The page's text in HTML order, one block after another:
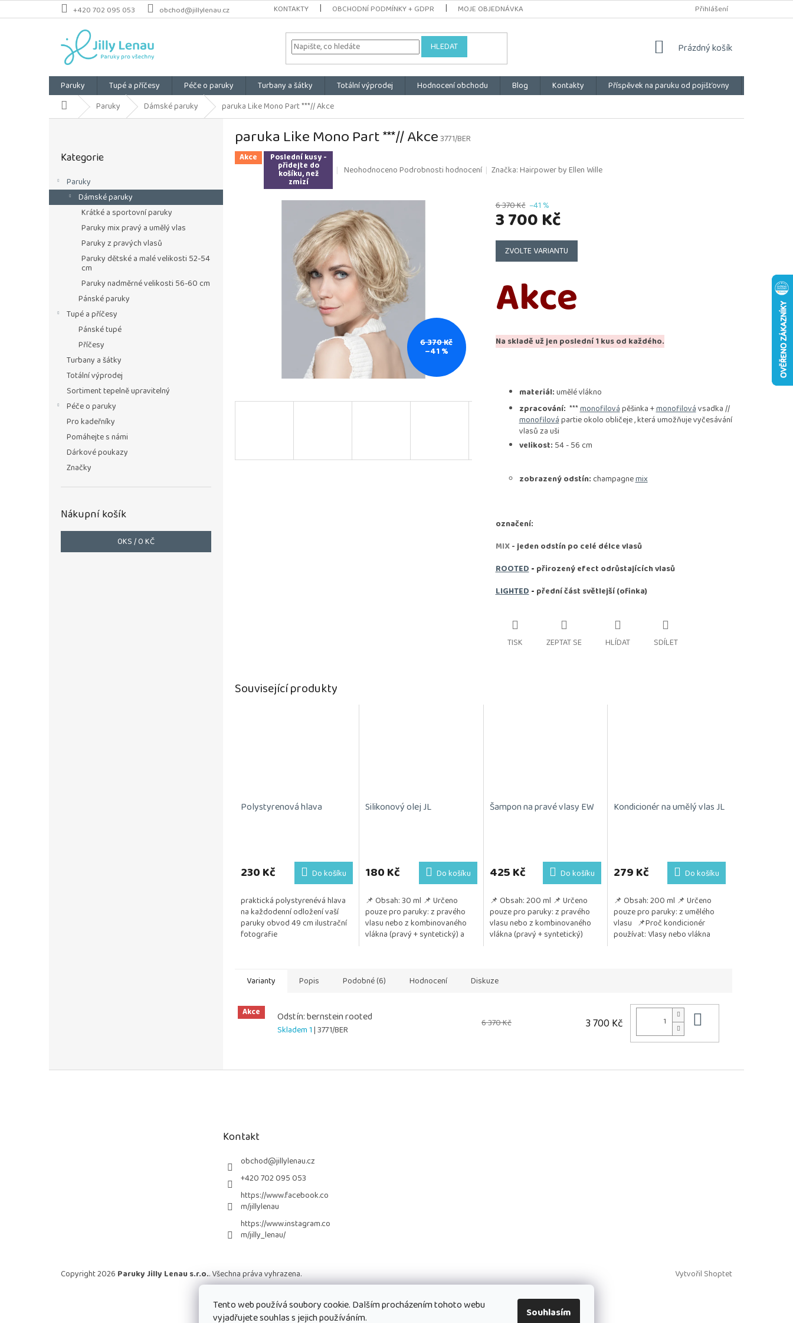
Tento web používá soubory cookie. Dalším procházením tohoto webu
vyjadřujete souhlas s jejich používáním.
Souhlasím
Přejít
na
+420 702 095 053 obchod@jillylenau.cz KONTAKTY OBCHODNÍ PODMÍNKY + GDPR MOJE OBJEDNÁVKA Přihlášení
HLEDAT
NÁKUPNÍ
Prázdný košík
Paruky Tupé a příčesy Péče o paruky Turbany a šátky Totální výprodej Hodnocení obchodu Blog Kontakty Příspěvek na paruku od pojišťovny
Domů Paruky Dámské paruky paruka Like Mono Part ***// Akce
P
a
n
kategorie
Kategorie
Paruky
Dámské paruky
Krátké a sportovní paruky
Paruky mix pravý a umělý vlas
Paruky z pravých vlasů
Paruky dětské a malé velikosti 52-54
cm
Paruky nadměrné velikosti 56-60 cm
Pánské paruky
Tupé a příčesy
Pánské tupé
Příčesy
Turbany a šátky
Totální výprodej
Sortiment tepelně upravitelný
Péče o paruky
Pro kadeřníky
Pomáhejte s námi
Dárkové poukazy
Značky
Nákupní košík
0KS /0 KČ
paruka Like Mono Part ***// Akce3771/BER
Akce Poslední kusy -
přidejte do
košíku, než
zmizí
Průměrné
je
0,0
z
5
hvězdiček.
NeohodnocenoPodrobnosti hodnocení Značka:Hairpower by Ellen Wille
6 370 Kč
–41 %
6 370 Kč –41 %
3 700 Kč
Měrná
cena:
ZVOLTE VARIANTU
Akce
Na skladě už jen poslední 1 kus od každého.
materiál:umělé vlákno
zpracování: ***monofilovápěšinka +monofilovávsadka //
monofilovápartie okolo obličeje , která umožňuje vyčesávání
vlasů za uši
velikost: 54 - 56 cm
zobrazený odstín: champagnemix
označení:
MIX- jeden odstín po celé délce vlasů
ROOTED- přirozený efect odrůstajících vlasů
LIGHTED- přední část světlejší (ofinka)
TISK ZEPTAT SE HLÍDAT SDÍLET
Související produkty
Polystyrenová hlava
230 Kč Do košíku
praktická polystyrenévá hlava
na každodenní odložení vaší
paruky obvod 49 cm ilustrační
fotografie
Silikonový olej JL
180 Kč Do košíku
📌 Obsah: 30 ml 📌 Určeno
pouze pro paruky: z pravého
vlasu nebo z kombinovaného
vlákna (pravý + syntetický) a
Šampon na pravé vlasy EW
425 Kč Do košíku
📌 Obsah: 200 ml 📌 Určeno
pouze pro paruky: z pravého
vlasu nebo z kombinovaného
vlákna (pravý + syntetický)
Kondicionér na umělý vlas JL
produktu
je
z
5
hvězdiček.
279 Kč Do košíku
📌 Obsah: 200 ml 📌 Určeno
pouze pro paruky: z umělého
vlasu 📌Proč kondicionér
používat: Vlasy nebo vlákna
Varianty
Popis Podobné (6) Hodnocení Diskuze
Akce Odstín: bernstein rooted
Skladem 1| 3771/BER
6 370 Kč 3 700 Kč
Kontakt
obchod@jillylenau.cz
+420 702 095 053
https://www.facebook.co
m/jillylenau
https://www.instagram.co
m/jilly_lenau/
Vytvořil Shoptet
Copyright 2026 Paruky Jilly Lenau s.r.o.. Všechna práva vyhrazena.